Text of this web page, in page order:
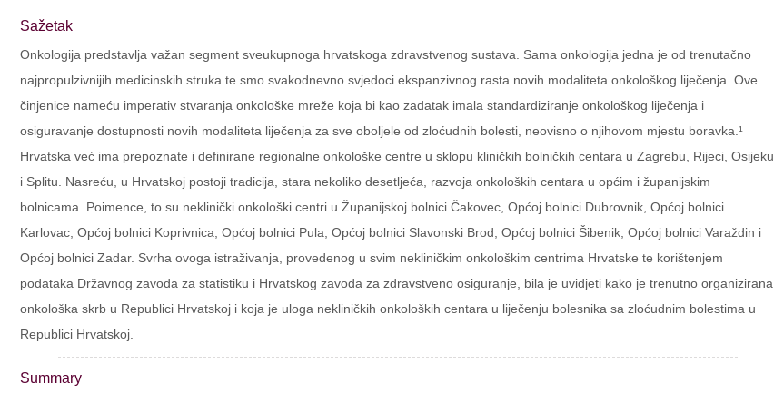
Sažetak
Onkologija predstavlja važan segment sveukupnoga hrvatskoga zdravstvenog sustava. Sama onkologija jedna je od trenutačno
najpropulzivnijih medicinskih struka te smo svakodnevno svjedoci ekspanzivnog rasta novih modaliteta onkološkog liječenja. Ove
činjenice nameću imperativ stvaranja onkološke mreže koja bi kao zadatak imala standardiziranje onkološkog liječenja i
osiguravanje dostupnosti novih modaliteta liječenja za sve oboljele od zloćudnih bolesti, neovisno o njihovom mjestu boravka.¹
Hrvatska već ima prepoznate i definirane regionalne onkološke centre u sklopu kliničkih bolničkih centara u Zagrebu, Rijeci, Osijeku
i Splitu. Nasreću, u Hrvatskoj postoji tradicija, stara nekoliko desetljeća, razvoja onkoloških centara u općim i županijskim
bolnicama. Poimence, to su neklinički onkološki centri u Županijskoj bolnici Čakovec, Općoj bolnici Dubrovnik, Općoj bolnici
Karlovac, Općoj bolnici Koprivnica, Općoj bolnici Pula, Općoj bolnici Slavonski Brod, Općoj bolnici Šibenik, Općoj bolnici Varaždin i
Općoj bolnici Zadar. Svrha ovoga istraživanja, provedenog u svim nekliničkim onkološkim centrima Hrvatske te korištenjem
podataka Državnog zavoda za statistiku i Hrvatskog zavoda za zdravstveno osiguranje, bila je uvidjeti kako je trenutno organizirana
onkološka skrb u Republici Hrvatskoj i koja je uloga nekliničkih onkoloških centara u liječenju bolesnika sa zloćudnim bolestima u
Republici Hrvatskoj.
Summary